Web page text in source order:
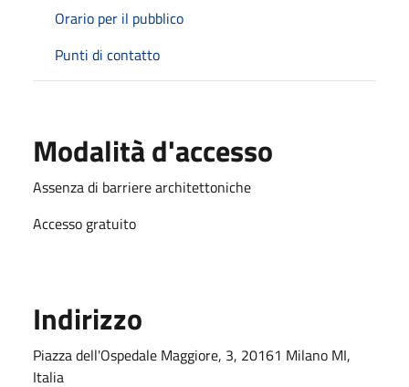
Orario per il pubblico
Punti di contatto
Modalità d'accesso
Assenza di barriere architettoniche
Accesso gratuito
Indirizzo
Piazza dell'Ospedale Maggiore, 3, 20161 Milano MI,
Italia